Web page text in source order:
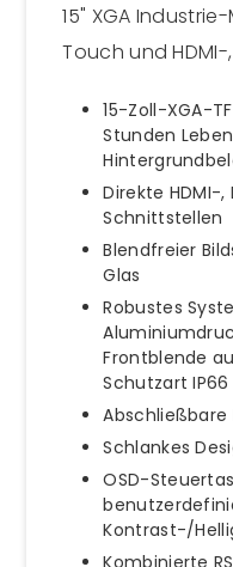
15" XGA
Touch und
15-Zoll-XGA-
Stunden
Direkte HDMI-,
Schnittstellen
Blendfreier
Glas
Robustes
Frontblende
Schutzart IP66
Abschließbare
Schlankes
OSD-
Kontrast-/
Kombinierte